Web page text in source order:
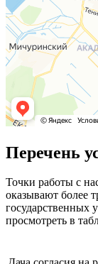
Перечень
Точки работы с
оказывают более
государственных
просмотреть в